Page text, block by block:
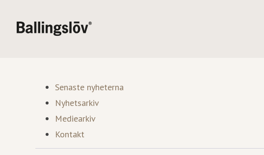
Senaste nyheterna
Nyhetsarkiv
Mediearkiv
Kontakt